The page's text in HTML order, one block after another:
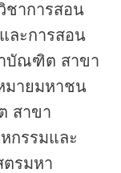
ชาการสอน
ละการสอน
บัณฑิต สาขา
มายมหาชน
สาขา
กรรมและ
รมหา